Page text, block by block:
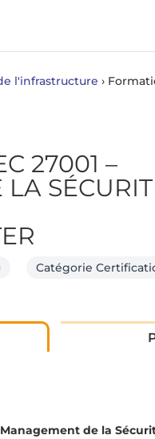
l'infrastructure ›
27001 –
Catégorie
Management de la